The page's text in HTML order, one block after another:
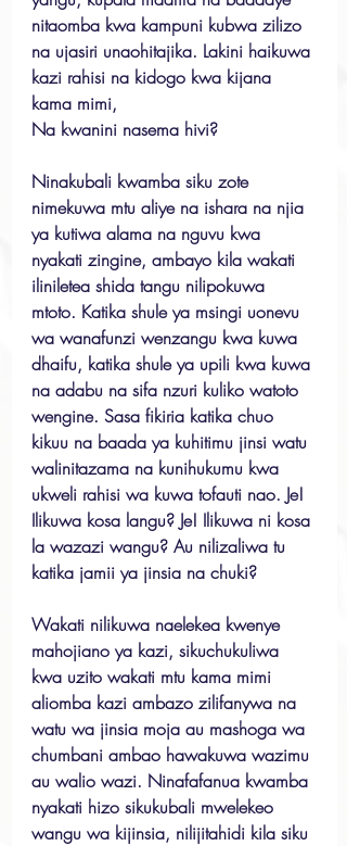
nitaomba kwa kampuni kubwa zilizo
na ujasiri unaohitajika. Lakini haikuwa
kazi rahisi na kidogo kwa kijana
kama mimi,
Na kwanini nasema hivi?
Ninakubali kwamba siku zote
nimekuwa mtu aliye na ishara na njia
ya kutiwa alama na nguvu kwa
nyakati zingine, ambayo kila wakati
iliniletea shida tangu nilipokuwa
mtoto. Katika shule ya msingi uonevu
wa wanafunzi wenzangu kwa kuwa
dhaifu, katika shule ya upili kwa kuwa
na adabu na sifa nzuri kuliko watoto
wengine. Sasa fikiria katika chuo
kikuu na baada ya kuhitimu jinsi watu
walinitazama na kunihukumu kwa
ukweli rahisi wa kuwa tofauti nao. Je!
Ilikuwa kosa langu? Je! Ilikuwa ni kosa
la wazazi wangu? Au nilizaliwa tu
katika jamii ya jinsia na chuki?
Wakati nilikuwa naelekea kwenye
mahojiano ya kazi, sikuchukuliwa
kwa uzito wakati mtu kama mimi
aliomba kazi ambazo zilifanywa na
watu wa jinsia moja au mashoga wa
chumbani ambao hawakuwa wazimu
au walio wazi. Ninafafanua kwamba
nyakati hizo sikukubali mwelekeo
wangu wa kijinsia, nilijitahidi kila siku